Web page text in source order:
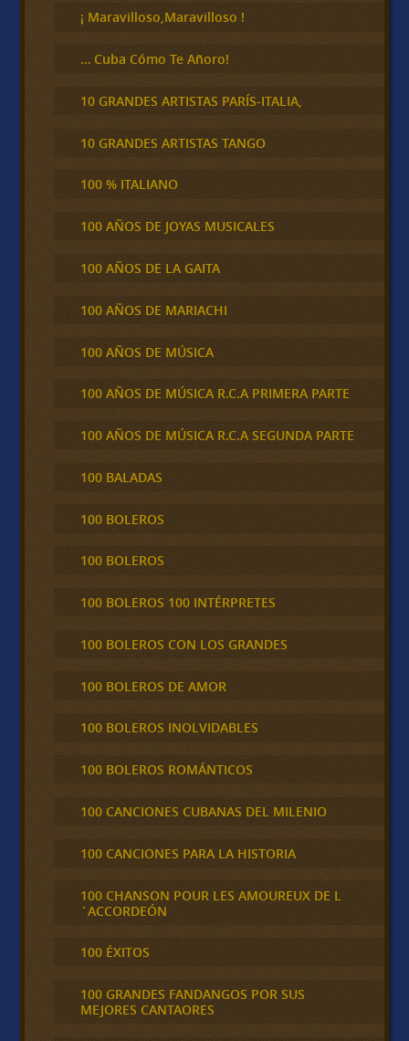
¡ Maravilloso,Maravilloso !
… Cuba Cómo Te Añoro!
10 GRANDES ARTISTAS PARÍS-ITALIA,
10 GRANDES ARTISTAS TANGO
100 % ITALIANO
100 AÑOS DE JOYAS MUSICALES
100 AÑOS DE LA GAITA
100 AÑOS DE MARIACHI
100 AÑOS DE MÚSICA
100 AÑOS DE MÚSICA R.C.A PRIMERA PARTE
100 AÑOS DE MÚSICA R.C.A SEGUNDA PARTE
100 BALADAS
100 BOLEROS
100 BOLEROS
100 BOLEROS 100 INTÉRPRETES
100 BOLEROS CON LOS GRANDES
100 BOLEROS DE AMOR
100 BOLEROS INOLVIDABLES
100 BOLEROS ROMÁNTICOS
100 CANCIONES CUBANAS DEL MILENIO
100 CANCIONES PARA LA HISTORIA
100 CHANSON POUR LES AMOUREUX DE L
´ACCORDEÓN
100 ÉXITOS
100 GRANDES FANDANGOS POR SUS
MEJORES CANTAORES